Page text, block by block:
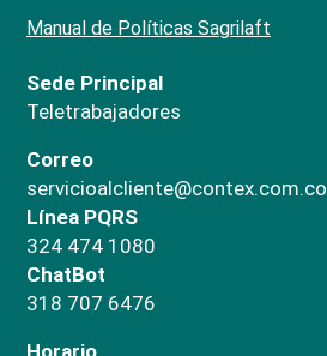
Manual de Políticas Sagrilaft
Sede Principal
Teletrabajadores
Correo
servicioalcliente@contex.com.co
Línea PQRS
324 474 1080
ChatBot
318 707 6476
Horario